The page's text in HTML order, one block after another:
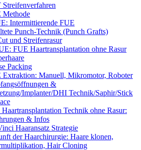
Methode
Intermittierende FUE
Punch-Technik (Punch Grafts)
und Streifenrasur
FUE Haartransplantation ohne Rasur
Packing
Extraktion: Manuell, Mikromotor, Roboter
&
Implanter/DHI Technik/Saphir/Stick
Technik ohne Rasur:
& Infos
Haaransatz Strategie
der Haarchirurgie: Haare klonen,
Hair Cloning